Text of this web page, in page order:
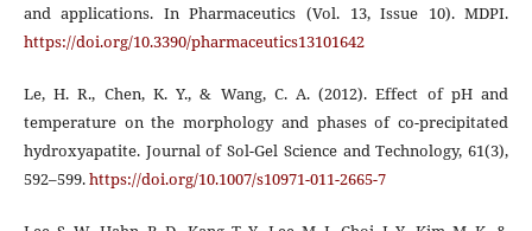
and applications. In Pharmaceutics (Vol. 13, Issue 10). MDPI.
https://doi.org/10.3390/pharmaceutics13101642
Le, H. R., Chen, K. Y., & Wang, C. A. (2012). Effect of pH and
temperature on the morphology and phases of co-precipitated
hydroxyapatite. Journal of Sol-Gel Science and Technology, 61(3),
592–599.https://doi.org/10.1007/s10971-011-2665-7